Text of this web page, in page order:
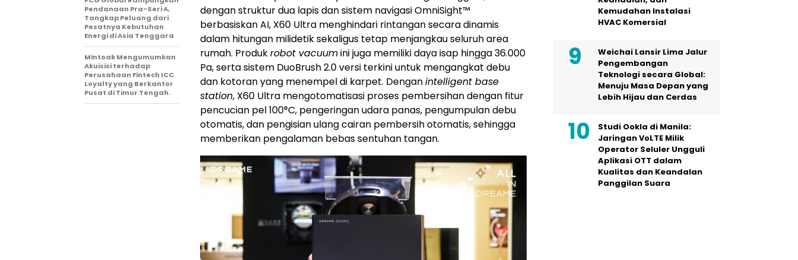
dengan struktur dua lapis dan sistem navigasi OmniSight™
berbasiskan AI, X60 Ultra menghindari rintangan secara dinamis
dalam hitungan milidetik sekaligus tetap menjangkau seluruh area
rumah. Produkrobot vacuumini juga memiliki daya isap hingga 36.000
Pa, serta sistem DuoBrush 2.0 versi terkini untuk mengangkat debu
dan kotoran yang menempel di karpet. Denganintelligent base
station, X60 Ultra mengotomatisasi proses pembersihan dengan fitur
pencucian pel 100°C, pengeringan udara panas, pengumpulan debu
otomatis, dan pengisian ulang cairan pembersih otomatis, sehingga
memberikan pengalaman bebas sentuhan tangan.
Pendanaan Pra-Seri A,
Tangkap Peluang dari
Pesatnya Kebutuhan
Energi di Asia Tenggara
Mintoak Mengumumkan
Akuisisi terhadap
Perusahaan Fintech ICC
Loyalty yang Berkantor
Pusat di Timur Tengah.
Kemudahan Instalasi
HVAC Komersial
Weichai Lansir Lima Jalur
Pengembangan
Teknologi secara Global:
Menuju Masa Depan yang
Lebih Hijau dan Cerdas
Studi Ookla di Manila:
Jaringan VoLTE Milik
Operator Seluler Ungguli
Aplikasi OTT dalam
Kualitas dan Keandalan
Panggilan Suara